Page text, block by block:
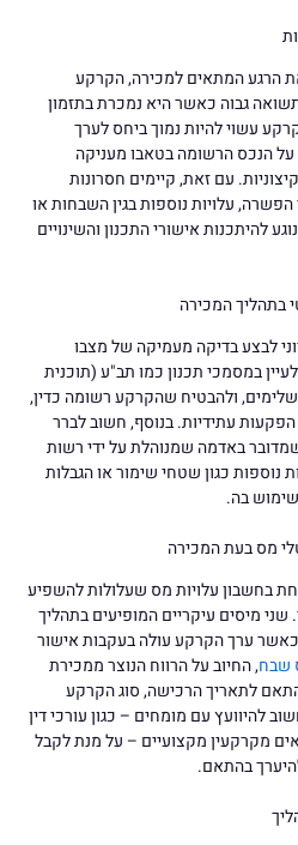
הרגע המתאים למכירה, הקרקע
גבוה כאשר היא נמכרת בתזמון
עשוי להיות נמוך ביחס לערך
הנכס הרשומה בטאבו מעניקה
עם זאת, קיימים חסרונות
הפשרה, עלויות נוספות בגין השבחות או
להיתכנות אישורי התכנון והשינויים
בתהליך המכירה
לבצע בדיקה מעמיקה של מצבו
במסמכי תכנון כמו תב"ע (תוכנית
ולהבטיח שהקרקע רשומה כדין,
עתידיות. בנוסף, חשוב לברר
באדמה שמנוהלת על ידי רשות
נוספות כגון שטחי שימור או הגבלות
בה.
מס בעת המכירה
בחשבון עלויות מס שעלולות להשפיע
מיסים עיקריים המופיעים בתהליך
ערך הקרקע עולה בעקבות אישור
שבח, החיוב על הרווח הנוצר ממכירת
לתאריך הרכישה, סוג הקרקע
להיוועץ עם מומחים – כגון עורכי דין
מקרקעין מקצועיים – על מנת לקבל
בהתאם.